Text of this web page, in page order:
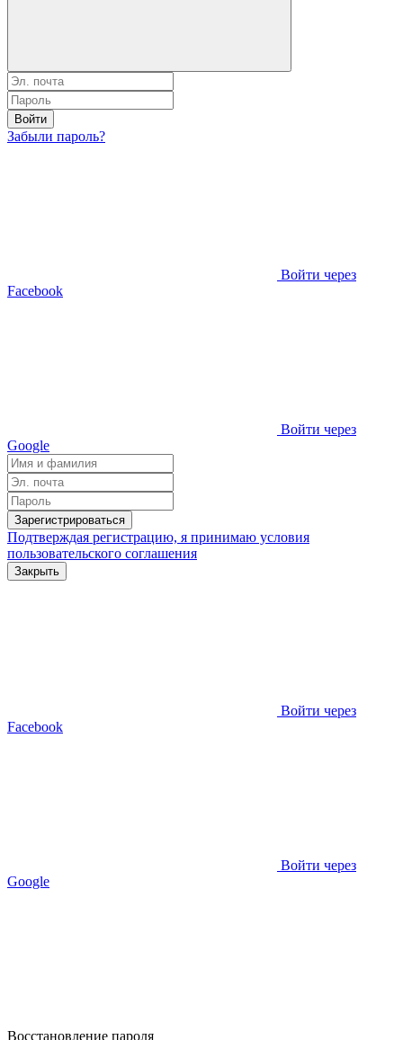
Войти
Забыли пароль?
Войти через
Facebook
Войти через
Google
Зарегистрироваться
Подтверждая регистрацию, я принимаю условия
пользовательского соглашения
Закрыть
Войти через
Facebook
Войти через
Google
Восстановление пароля